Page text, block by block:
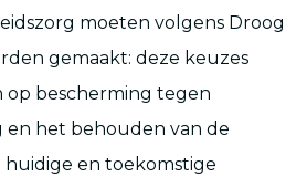
moeten volgens Droog
gemaakt: deze keuzes
op bescherming tegen
en het behouden van de
en toekomstige